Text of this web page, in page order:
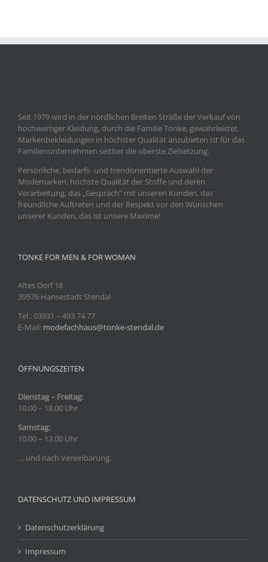
Seit 1979 wird in der nördlichen Breiten Straße der Verkauf von
hochwertiger Kleidung, durch die Familie Tonke, gewährleistet.
Markenbekleidungen in höchster Qualität anzubieten ist für das
Familienunternehmen seither die oberste Zielsetzung.
Persönliche, bedarfs- und trendorientierte Auswahl der
Modemarken, höchste Qualität der Stoffe und deren
Verarbeitung, das „Gespräch“ mit unseren Kunden, das
freundliche Auftreten und der Respekt vor den Wünschen
unserer Kunden, das ist unsere Maxime!
TONKE FOR MEN & FOR WOMAN
Altes Dorf 18
39576 Hansestadt Stendal
Tel.: 03931 – 493 74 77
E-Mail: modefachhaus@tonke-stendal.de
ÖFFNUNGSZEITEN
Dienstag – Freitag:
10.00 – 18.00 Uhr
Samstag:
10.00 – 13.00 Uhr
… und nach Vereinbarung.
DATENSCHUTZ UND IMPRESSUM
Datenschutzerklärung
Impressum